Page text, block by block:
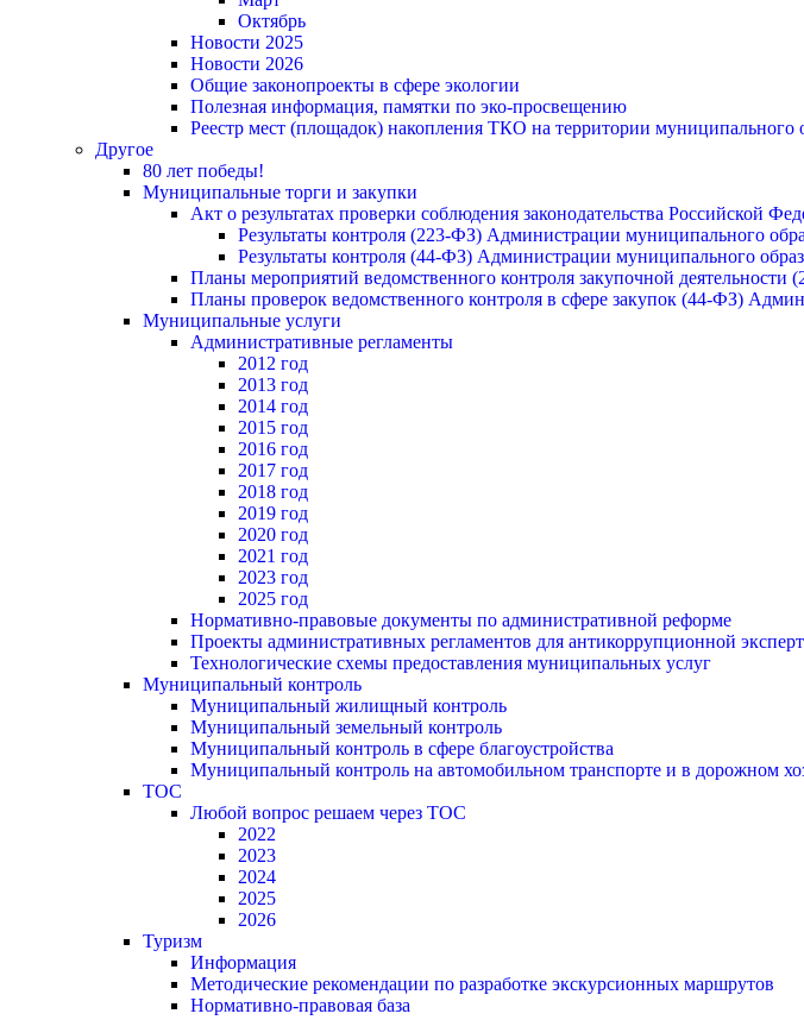
Октябрь
Новости 2025
Новости 2026
Общие законопроекты в сфере экологии
Полезная информация, памятки по эко-просвещению
Реестр мест (площадок) накопления ТКО на территории муниципального
Другое
80 лет победы!
Муниципальные торги и закупки
Акт о результатах проверки соблюдения законодательства Российской
Результаты контроля (223-ФЗ) Администрации муниципального
Результаты контроля (44-ФЗ) Администрации муниципального
Планы мероприятий ведомственного контроля закупочной
Планы проверок ведомственного контроля в сфере закупок (44-ФЗ)
Муниципальные услуги
Административные регламенты
2012 год
2013 год
2014 год
2015 год
2016 год
2017 год
2018 год
2019 год
2020 год
2021 год
2023 год
2025 год
Нормативно-правовые документы по административной реформе
Проекты административных регламентов для антикоррупционной
Технологические схемы предоставления муниципальных услуг
Муниципальный контроль
Муниципальный жилищный контроль
Муниципальный земельный контроль
Муниципальный контроль в сфере благоустройства
Муниципальный контроль на автомобильном транспорте и в дорожном
ТОС
Любой вопрос решаем через ТОС
2022
2023
2024
2025
2026
Туризм
Информация
Методические рекомендации по разработке экскурсионных маршрутов
Нормативно-правовая база